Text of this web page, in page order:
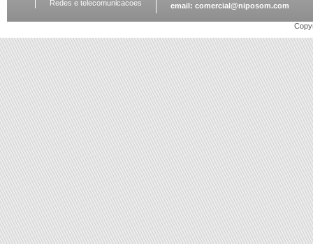
Redes e telecomunicacoes email: comercial@niposom.com